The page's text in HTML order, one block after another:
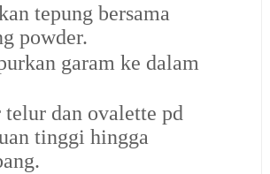
tepung bersama
powder.
garam ke dalam
telur dan ovalette pd
tinggi hingga